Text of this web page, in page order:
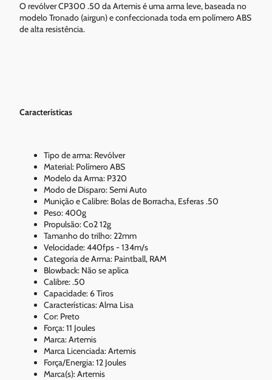
O revólver CP300 .50 da Artemis é uma arma leve, baseada no
modelo Tronado (airgun) e confeccionada toda em polímero ABS
de alta resistência.
Características
Tipo de arma: Revólver
Material: Polímero ABS
Modelo da Arma: P320
Modo de Disparo: Semi Auto
Munição e Calibre: Bolas de Borracha, Esferas .50
Peso: 400g
Propulsão: Co2 12g
Tamanho do trilho: 22mm
Velocidade: 440fps - 134m/s
Categoria de Arma: Paintball, RAM
Blowback: Não se aplica
Calibre: .50
Capacidade: 6 Tiros
Características: Alma Lisa
Cor: Preto
Força: 11 Joules
Marca: Artemis
Marca Licenciada: Artemis
Força/Energia: 12 Joules
Marca(s): Artemis